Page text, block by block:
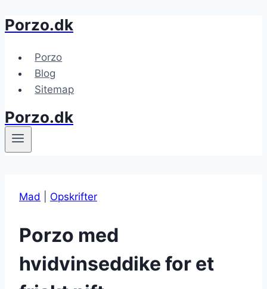
Fortsæt
indhold
Porzo.dk
Porzo
Blog
Sitemap
Porzo.dk
Mad Opskrifter
Porzo med
hvidvinseddike for et